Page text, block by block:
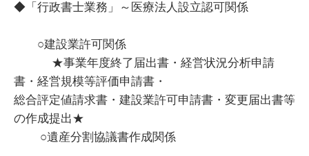
◆「行政書士業務」～医療法人設立認可関係
○建設業許可関係
★事業年度終了届出書・経営状況分析申請
書・経営規模等評価申請書・
総合評定値請求書・建設業許可申請書・変更届出書等
の作成提出★
○遺産分割協議書作成関係